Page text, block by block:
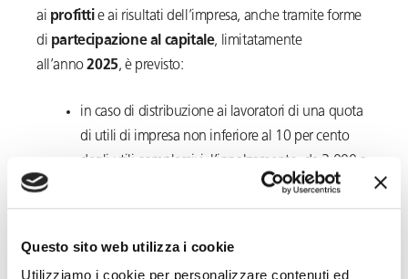
Questo sito web utilizza i cookie
Utilizziamo i cookie per personalizzare contenuti ed
ai profittie ai risultati dell’impresa, anche tramite forme
di partecipazione al capitale, limitatamente
all’anno2025, è previsto:
in caso di distribuzione ai lavoratori di una quota
di utili di impresa non inferiore al 10 per cento
degli utili complessivi, l’innalzamento, da 3.000 a
degliutiliassoggettabili all’imposta sostitutiva del